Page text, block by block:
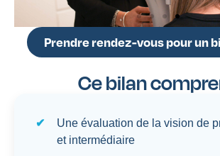
Prendre rendez-vous pour un
Ce bilan
Une évaluation de la vision de
et intermédiaire